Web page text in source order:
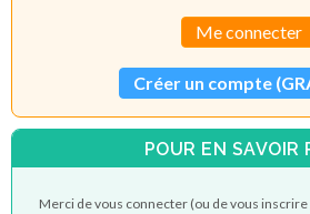
Me connecter
Créer un compte
POUR EN SAVOIR
Merci de vous connecter (ou de vous